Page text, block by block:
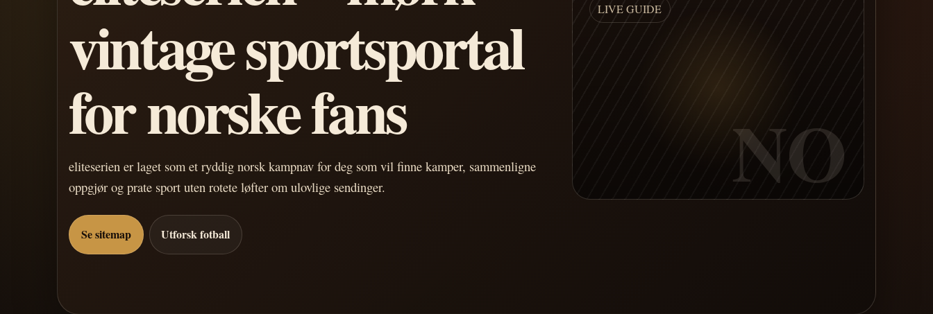
vintage sportsportal
for norske fans
eliteserien er laget som et ryddig norsk kampnav for deg som vil finne kamper, sammenligne
oppgjør og prate sport uten rotete løfter om ulovlige sendinger.
Se sitemap Utforsk fotball
LIVE GUIDE
NO